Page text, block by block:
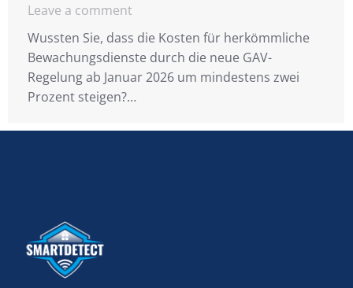
Leave a comment
Wussten Sie, dass die Kosten für herkömmliche
Bewachungsdienste durch die neue GAV-
Regelung ab Januar 2026 um mindestens zwei
Prozent steigen?…